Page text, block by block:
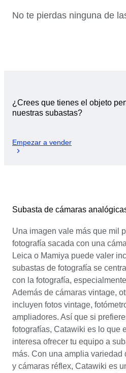
No te pierdas ninguna de
¿Crees que tienes el objeto
nuestras subastas?
Empezar a vender
Subasta de cámaras
Una imagen vale más que mil
fotografía sacada con una
Leica o Mamiya puede valer
subastas de fotografía se
con la fotografía,
Además de cámaras vintage,
incluyen fotos vintage,
ampliadores. Así que si
fotografías, Catawiki es lo que
interesa ofrecer tu equipo a
más. Con una amplia variedad
y cámaras réflex, Catawiki es